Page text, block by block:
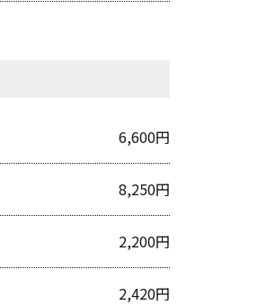
6,600円
8,250円
2,200円
2,420円